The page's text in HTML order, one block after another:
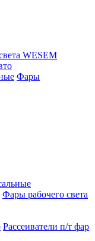
WESEM
Фары
Фары рабочего света
Рассеиватели п/т фар